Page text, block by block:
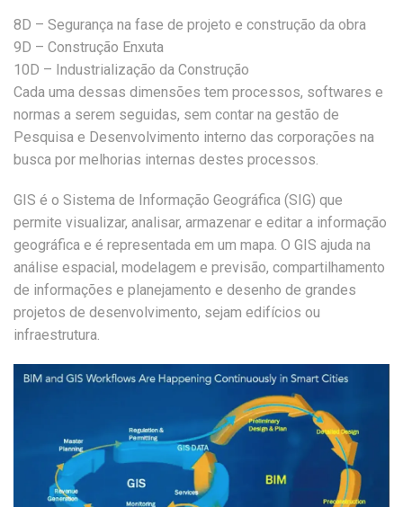
8D – Segurança na fase de projeto e construção da obra
9D – Construção Enxuta
10D – Industrialização da Construção
Cada uma dessas dimensões tem processos, softwares e
normas a serem seguidas, sem contar na gestão de
Pesquisa e Desenvolvimento interno das corporações na
busca por melhorias internas destes processos.
GIS é o Sistema de Informação Geográfica (SIG) que
permite visualizar, analisar, armazenar e editar a informação
geográfica e é representada em um mapa. O GIS ajuda na
análise espacial, modelagem e previsão, compartilhamento
de informações e planejamento e desenho de grandes
projetos de desenvolvimento, sejam edifícios ou
infraestrutura.